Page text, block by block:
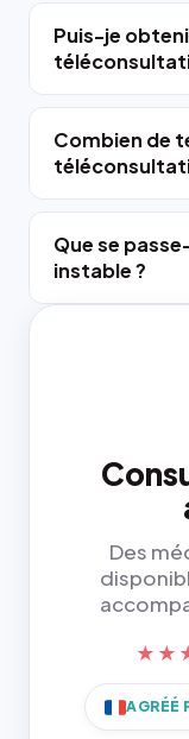
Puis-je
Combien de
Que se
instable ?
Des
AGRÉÉ